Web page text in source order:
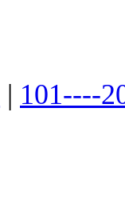
| 101----